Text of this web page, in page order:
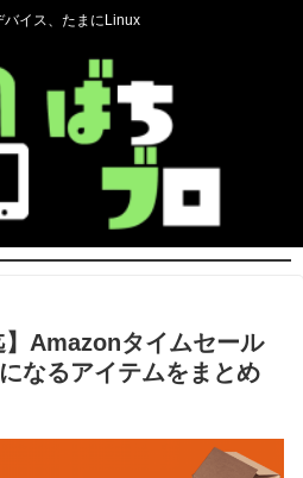
バイス、たまにLinux
】Amazonタイムセール
なるアイテムをまとめ